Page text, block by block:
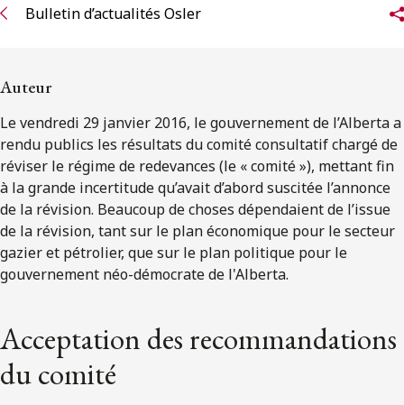
Réseau des anciens d’Osler
ENGLISH
S’abonner aux articles Osler
S’abonner
Bulletin d’actualités Osler
Auteur
Le vendredi 29 janvier 2016, le gouvernement de l’Alberta a
rendu publics les résultats du comité consultatif chargé de
réviser le régime de redevances (le « comité »), mettant fin
à la grande incertitude qu’avait d’abord suscitée l’annonce
de la révision. Beaucoup de choses dépendaient de l’issue
de la révision, tant sur le plan économique pour le secteur
gazier et pétrolier, que sur le plan politique pour le
gouvernement néo-démocrate de l'Alberta.
Acceptation des recommandations
du comité